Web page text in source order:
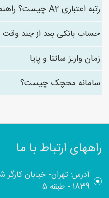
رتبه اعتباری A2 چیست؟ راهنمای کامل
حساب بانکی بعد از چند
زمان واریز ساتنا و پایا
سامانه محچک چیست؟
راههای ارتباط با ما
آدرس: تهران- خیابان
1839 - طبقه 5